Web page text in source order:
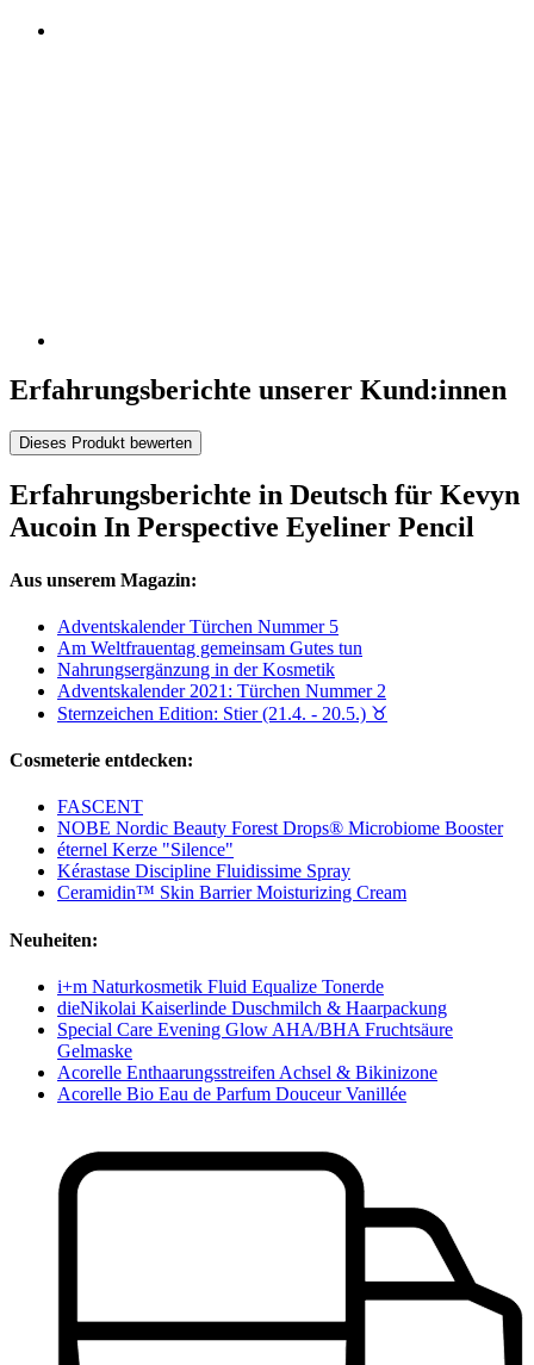
Erfahrungsberichte unserer Kund:innen
Dieses Produkt bewerten
Erfahrungsberichte in Deutsch für Kevyn
Aucoin In Perspective Eyeliner Pencil
Aus unserem Magazin:
Adventskalender Türchen Nummer 5
Am Weltfrauentag gemeinsam Gutes tun
Nahrungsergänzung in der Kosmetik
Adventskalender 2021: Türchen Nummer 2
Sternzeichen Edition: Stier (21.4. - 20.5.) ♉︎
Cosmeterie entdecken:
FASCENT
NOBE Nordic Beauty Forest Drops® Microbiome Booster
éternel Kerze "Silence"
Kérastase Discipline Fluidissime Spray
Ceramidin™ Skin Barrier Moisturizing Cream
Neuheiten:
i+m Naturkosmetik Fluid Equalize Tonerde
dieNikolai Kaiserlinde Duschmilch & Haarpackung
Special Care Evening Glow AHA/BHA Fruchtsäure
Gelmaske
Acorelle Enthaarungsstreifen Achsel & Bikinizone
Acorelle Bio Eau de Parfum Douceur Vanillée